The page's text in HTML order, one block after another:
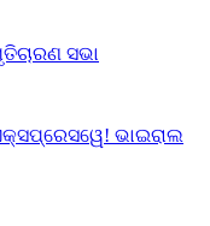
ସଭା
ଭାଇରାଲ